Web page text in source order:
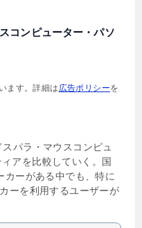
コンピューター・パソ
ます。詳細は 広告ポリシーを
パラ・マウスコンピュ
アを比較していく。国
ーがある中でも、特に
ーを利用するユーザーが